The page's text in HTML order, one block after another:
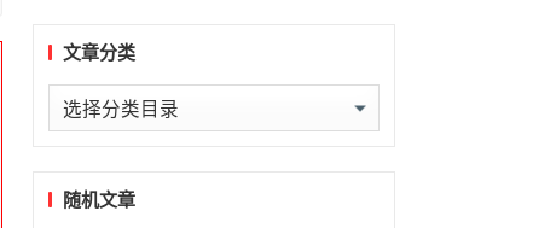
文章分类
文
章
类随机文章